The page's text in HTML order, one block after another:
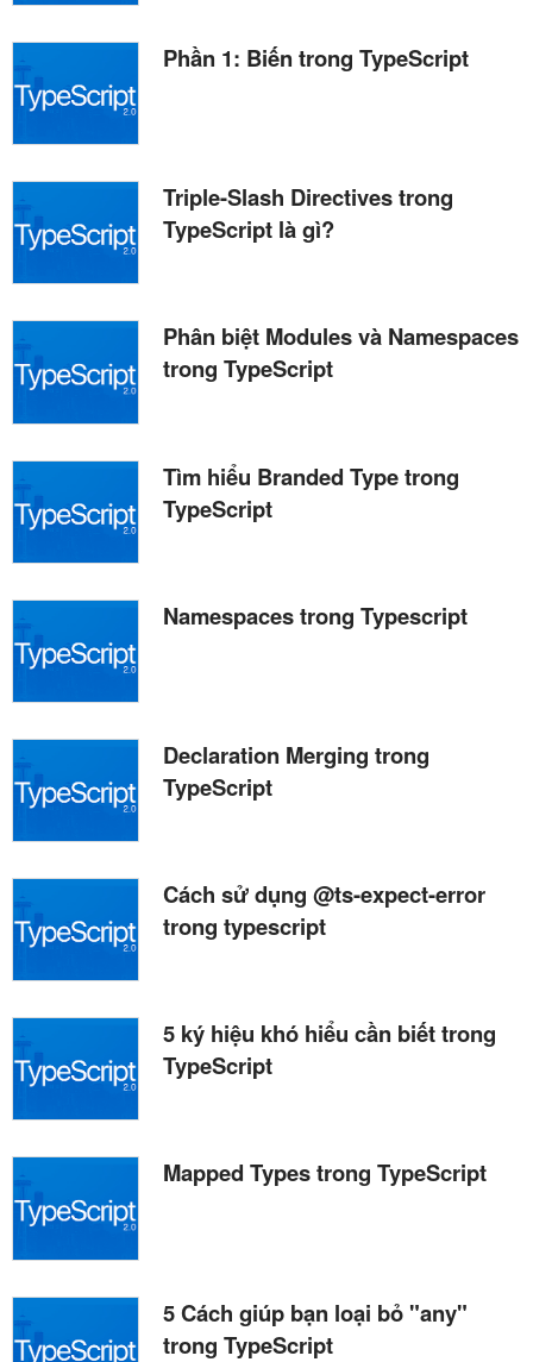
Phần 1: Biến trong TypeScript
Triple-Slash Directives trong
TypeScript là gì?
Phân biệt Modules và Namespaces
trong TypeScript
Tìm hiểu Branded Type trong
TypeScript
Namespaces trong Typescript
Declaration Merging trong
TypeScript
Cách sử dụng @ts-expect-error
trong typescript
5 ký hiệu khó hiểu cần biết trong
TypeScript
Mapped Types trong TypeScript
5 Cách giúp bạn loại bỏ "any"
trong TypeScript